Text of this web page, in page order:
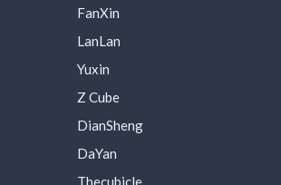
FanXin
LanLan
Yuxin
Z Cube
DianSheng
DaYan